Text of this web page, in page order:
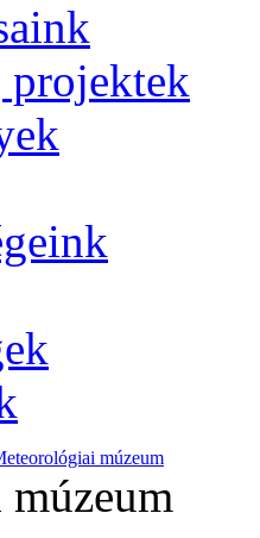
projektek
múzeum